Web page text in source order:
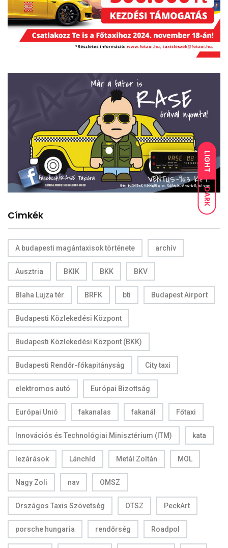
LIGHT
DARK
Címkék
A budapesti magántaxisok története archív
Ausztria BKIK BKK BKV
Blaha Lujza tér BRFK bti Budapest Airport
Budapesti Közlekedési Központ
Budapesti Közlekedési Központ (BKK)
Budapesti Rendőr-főkapitányság City taxi
elektromos autó Európai Bizottság
Európai Unió fakanalas fakanál Főtaxi
Innovációs és Technológiai Minisztérium (ITM) kata
lezárások Lánchíd Metál Zoltán MOL
Nagy Zoli nav OMSZ
Országos Taxis Szövetség OTSZ PeckArt
porsche hungaria rendőrség Roadpol